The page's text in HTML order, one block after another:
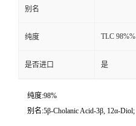
别名
纯度 TLC 98%%
是否进口 是
纯度:98%
别名:5β-Cholanic Acid-3β, 12α-Diol;